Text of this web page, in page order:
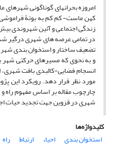
امروزه بحرانهای گوناگونی
کهن ماست- کم کم به بوتۀ
زندگی اجتماعی و آئین شهروندی
در تمامی عرصه های شهری درگیر
تضعیف ساختار و استخوان بندی
و به نحوی که مسیرهای حرکتی
انسجام فضایی-کالبدی بافت شهری،
مورد نظر قرار دهد. رویکرد این
چارچوب مقاله بر اساس مفهوم
شهری در قزوین جهت تجدید حیات
کلیدواژه‌ها
استخوان بندی
احیاء ارتباط راه